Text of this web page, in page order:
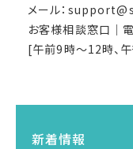
メール：
お客様相談窓口｜
[午前9時〜12時、午
新着情報